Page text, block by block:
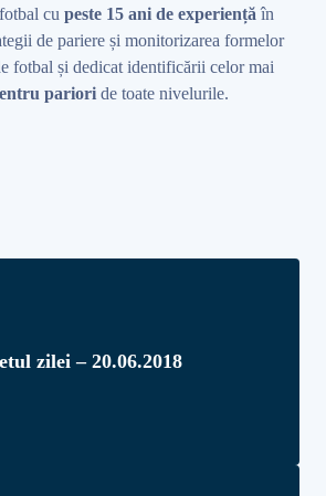
cu peste 15 ani de experiență în
de pariere și monitorizarea formelor
fotbal și dedicat identificării celor mai
pariori de toate nivelurile.
zilei – 20.06.2018